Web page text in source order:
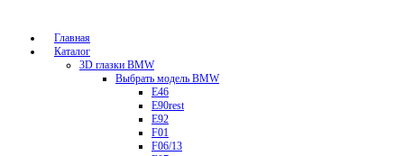
Главная
Каталог
3D глазки BMW
Выбрать модель BMW
E46
E90rest
E92
F01
F06/13